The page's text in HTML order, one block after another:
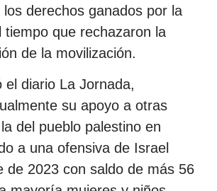
derechos ganados por la
tiempo que rechazaron la
de la movilización.
el diario La Jornada,
su apoyo a otras
del pueblo palestino en
a una ofensiva de Israel
de 2023 con saldo de más 56